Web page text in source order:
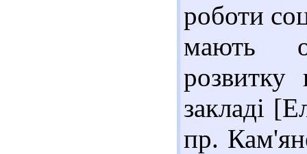
роботи
мають
розвитку
закладі
пр.